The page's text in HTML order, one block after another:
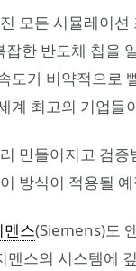
모든 시뮬레이
한 반도체 칩을
도가 비약적으로
계 최고의 기업들
만들어지고 검
방식이 적용될
멘스(Siemens)도
스의 시스템에